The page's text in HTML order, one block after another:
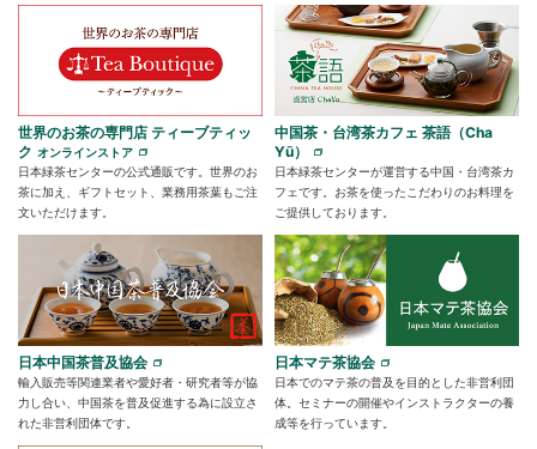
世界のお茶の専門店 ティーブティッ
ク オンラインストア
日本緑茶センターの公式通販です。世界のお
茶に加え、ギフトセット、業務用茶葉もご注
文いただけます。
中国茶・台湾茶カフェ 茶語（Cha
Yū）
日本緑茶センターが運営する中国・台湾茶カ
フェです。お茶を使ったこだわりのお料理を
ご提供しております。
日本中国茶普及協会
輸入販売等関連業者や愛好者・研究者等が協
力し合い、中国茶を普及促進する為に設立さ
れた非営利団体です。
日本マテ茶協会
日本でのマテ茶の普及を目的とした非営利団
体。セミナーの開催やインストラクターの養
成等を行っています。